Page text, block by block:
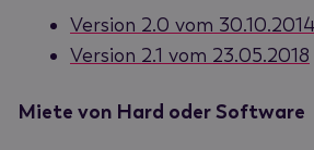
Version 2.0 vom 30.10.2014
Version 2.1 vom 23.05.2018
Miete von Hard oder Software